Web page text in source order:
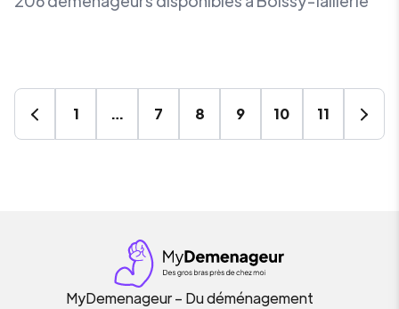
1 … 7 8 9 10 11
MyDemenageur – Du déménagement